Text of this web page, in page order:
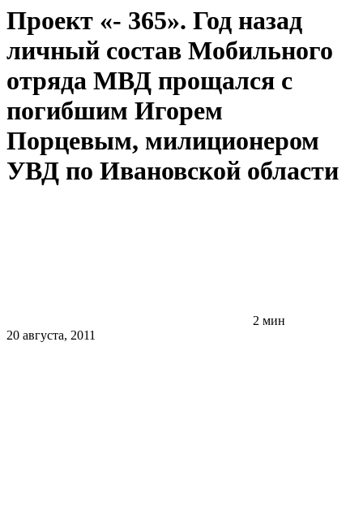
Проект «- 365». Год назад
личный состав Мобильного
отряда МВД прощался с
погибшим Игорем
Порцевым, милиционером
УВД по Ивановской области
2 мин
20 августа, 2011